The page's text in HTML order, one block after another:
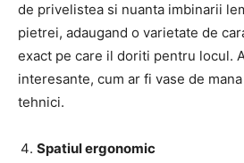
de privelistea si nuanta imbinarii
pietrei, adaugand o varietate de
exact pe care il doriti pentru locul.
interesante, cum ar fi vase de
tehnici.
Spatiul ergonomic